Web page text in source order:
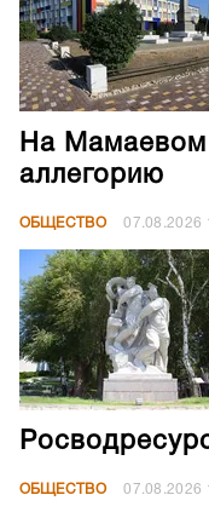
На Мамаевом
аллегорию
ОБЩЕСТВО 07.08.2026
ОБЩЕСТВО 07.08.2026